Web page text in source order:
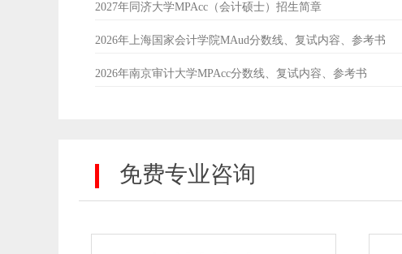
2027年同济大学MPAcc（会计硕士）招生简章
2026年上海国家会计学院MAud分数线、复试内容、参考书
2026年南京审计大学MPAcc分数线、复试内容、参考书
免费专业咨询